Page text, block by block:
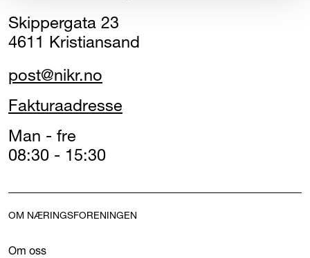
Skippergata 23
4611 Kristiansand
post@nikr.no
Fakturaadresse
Man - fre
08:30 - 15:30
OM NÆRINGSFORENINGEN
Om oss